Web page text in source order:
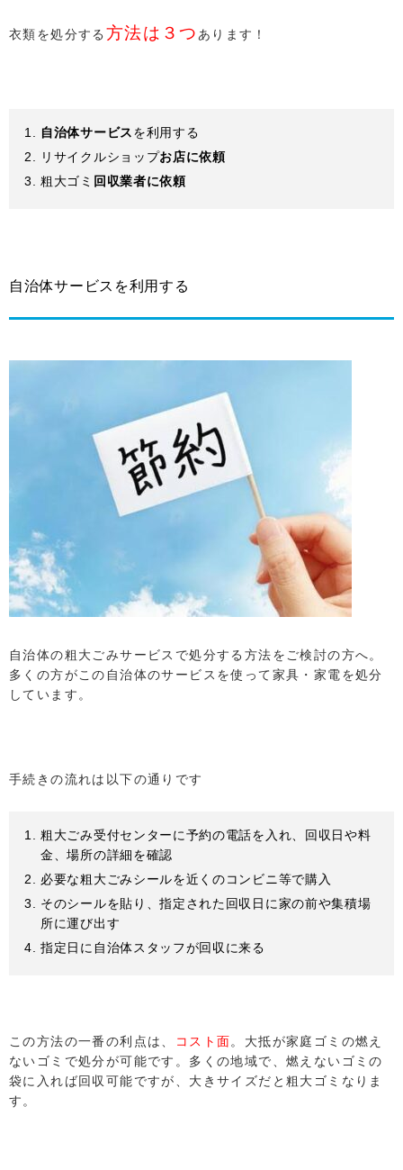
衣類を処分する 方法は３つ あります！
自治体サービスを利用する
リサイクルショップお店に依頼
粗大ゴミ 回収業者に依頼
自治体サービスを利用する
自治体の粗大ごみサービスで処分する方法をご検討の方へ。
多くの方がこの自治体のサービスを使って家具・家電を処分
しています。
手続きの流れは以下の通りです
粗大ごみ受付センターに予約の電話を入れ、回収日や料
金、場所の詳細を確認
必要な粗大ごみシールを近くのコンビニ等で購入
そのシールを貼り、指定された回収日に家の前や集積場
所に運び出す
指定日に自治体スタッフが回収に来る
この方法の一番の利点は、 コスト面。大抵が家庭ゴミの燃え
ないゴミで処分が可能です。多くの地域で、燃えないゴミの
袋に入れば回収可能ですが、大きサイズだと粗大ゴミなりま
す。